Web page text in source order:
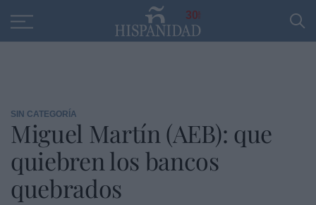
30
SIN CATEGORÍA
Miguel Martín (AEB): que
quiebren los bancos
quebrados